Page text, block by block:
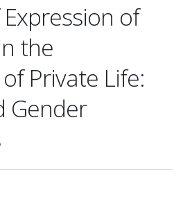
of
the
Private Life:
Gender